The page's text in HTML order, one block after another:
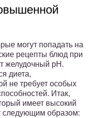
могут попадать на
рецепты блюд при
желудочный рН.
диета,
не требует особых
Итак,
имеет высокий
следующим образом: